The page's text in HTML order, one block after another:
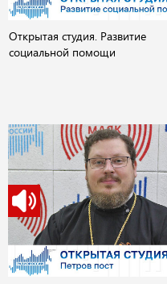
Открытая студия. Развитие
социальной помощи